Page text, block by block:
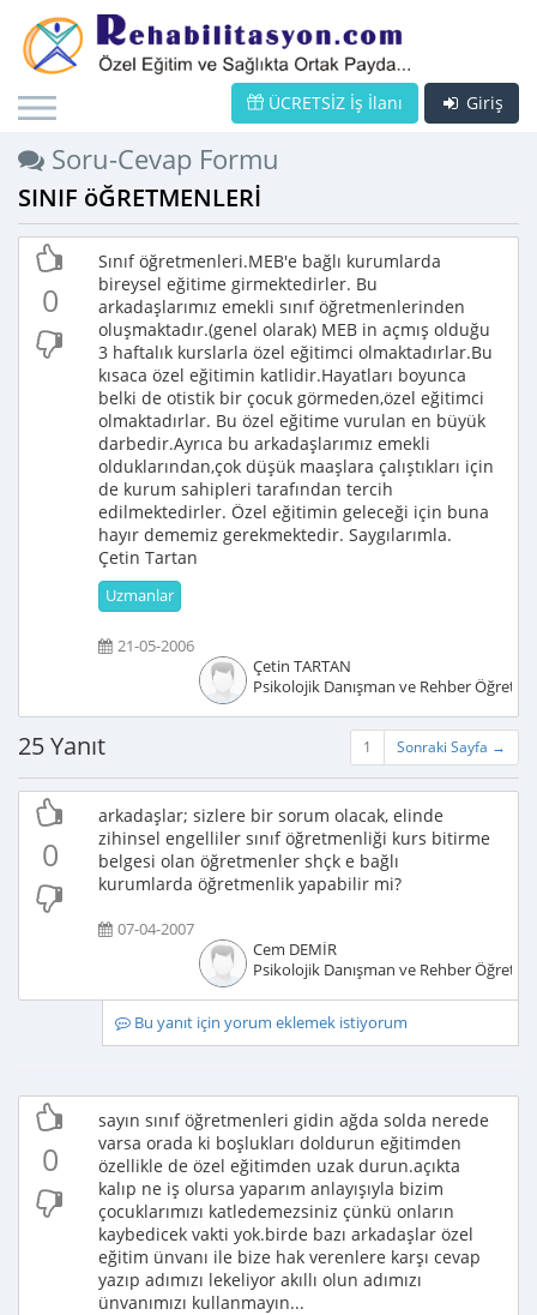
Giriş
ÜCRETSİZ İş İlanı
Soru-Cevap Formu
SINIF öĞRETMENLERİ
0
Sınıf öğretmenleri.MEB'e bağlı kurumlarda
bireysel eğitime girmektedirler. Bu
arkadaşlarımız emekli sınıf öğretmenlerinden
oluşmaktadır.(genel olarak) MEB in açmış olduğu
3 haftalık kurslarla özel eğitimci olmaktadırlar.Bu
kısaca özel eğitimin katlidir.Hayatları boyunca
belki de otistik bir çocuk görmeden,özel eğitimci
olmaktadırlar. Bu özel eğitime vurulan en büyük
darbedir.Ayrıca bu arkadaşlarımız emekli
olduklarından,çok düşük maaşlara çalıştıkları için
de kurum sahipleri tarafından tercih
edilmektedirler. Özel eğitimin geleceği için buna
hayır dememiz gerekmektedir. Saygılarımla.
Çetin Tartan
Uzmanlar
21-05-2006
Çetin TARTAN
Psikolojik Danışman ve Rehber
1 Sonraki Sayfa →
25 Yanıt
0
arkadaşlar; sizlere bir sorum olacak, elinde
zihinsel engelliler sınıf öğretmenliği kurs bitirme
belgesi olan öğretmenler shçk e bağlı
kurumlarda öğretmenlik yapabilir mi?
07-04-2007
Cem DEMİR
Psikolojik Danışman ve Rehber
Bu yanıt için yorum eklemek istiyorum
0
sayın sınıf öğretmenleri gidin ağda solda nerede
varsa orada ki boşlukları doldurun eğitimden
özellikle de özel eğitimden uzak durun.açıkta
kalıp ne iş olursa yaparım anlayışıyla bizim
çocuklarımızı katledemezsiniz çünkü onların
kaybedicek vakti yok.birde bazı arkadaşlar özel
eğitim ünvanı ile bize hak verenlere karşı cevap
yazıp adımızı lekeliyor akıllı olun adımızı
ünvanımızı kullanmayın...